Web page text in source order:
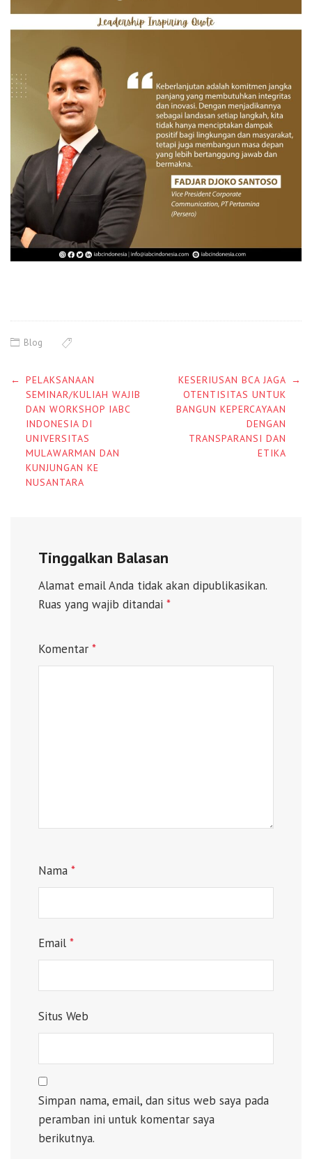
Blog
Post
navigation
← PELAKSANAAN
SEMINAR/KULIAH WAJIB
DAN WORKSHOP IABC
INDONESIA DI
UNIVERSITAS
MULAWARMAN DAN
KUNJUNGAN KE
NUSANTARA
KESERIUSAN BCA JAGA
OTENTISITAS UNTUK
BANGUN KEPERCAYAAN
DENGAN
TRANSPARANSI DAN
ETIKA
→
Tinggalkan Balasan
Alamat email Anda tidak akan dipublikasikan.
Ruas yang wajib ditandai *
Komentar *
Nama *
Email *
Situs Web
Simpan nama, email, dan situs web saya pada
peramban ini untuk komentar saya
berikutnya.